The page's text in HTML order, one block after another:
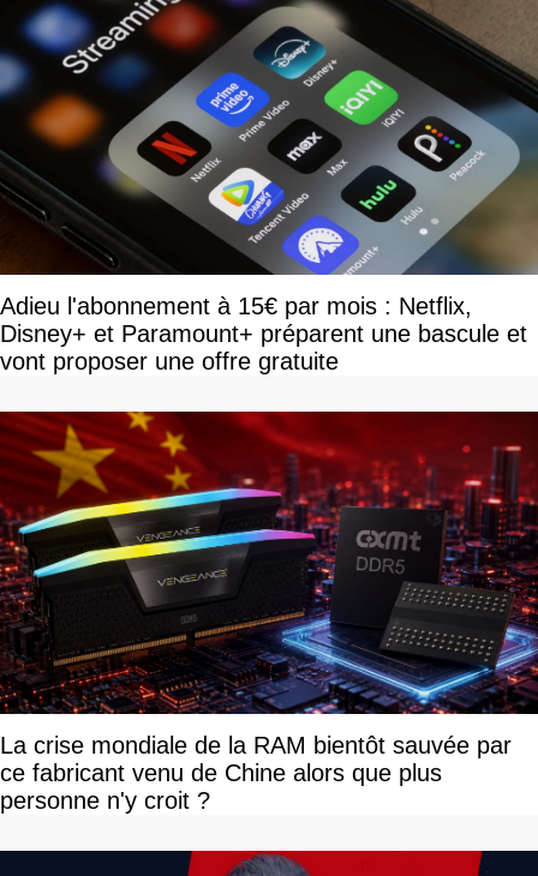
Adieu l'abonnement à 15€ par mois : Netflix,
Disney+ et Paramount+ préparent une bascule et
vont proposer une offre gratuite
La crise mondiale de la RAM bientôt sauvée par
ce fabricant venu de Chine alors que plus
personne n'y croit ?